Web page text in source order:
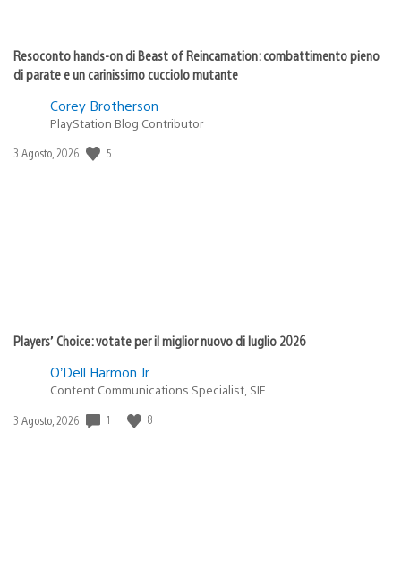
Resoconto hands-on di Beast of Reincarnation: combattimento pieno
di parate e un carinissimo cucciolo mutante
Corey Brotherson
PlayStation Blog Contributor
Data
3 Agosto, 2026 5
Players’ Choice: votate per il miglior nuovo di luglio 2026
O’Dell Harmon Jr.
Content Communications Specialist, SIE
Data
3 Agosto, 2026 1 8